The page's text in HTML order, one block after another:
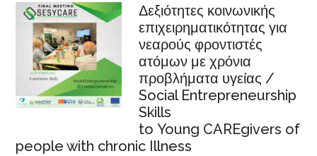
Problems,
New
Research
Shows
Βιώσιμος
τουρισμός,
προσβασιμότητα,
συμπερίληψη,
εργασιακή
ένταξη
tourism,
Δεξιότητες κοινωνικής
επιχειρηματικότητας για
νεαρούς φροντιστές
ατόμων με χρόνια
προβλήματα υγείας /
Social Entrepreneurship
Skills
to Young CAREgivers of
people with chronic Illness